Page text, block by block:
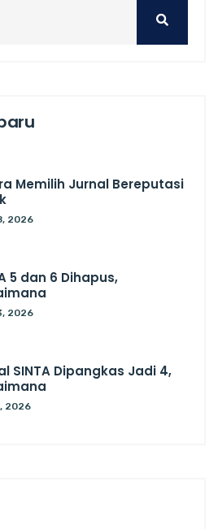
Memilih Jurnal Bereputasi
2026
5 dan 6 Dihapus,
2026
SINTA Dipangkas Jadi 4,
2026